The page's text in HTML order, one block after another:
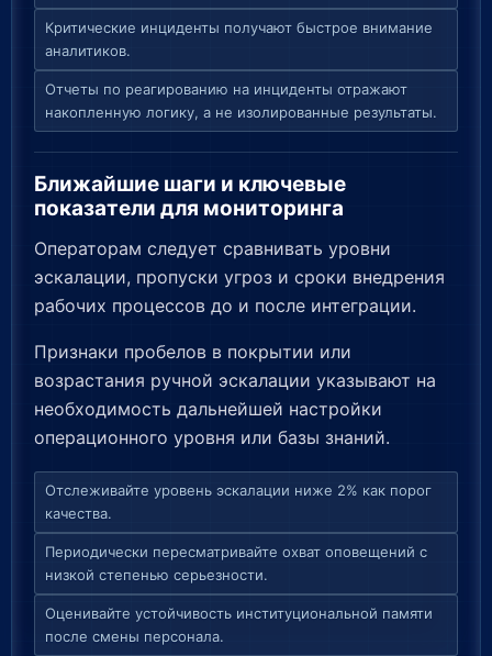
Критические инциденты получают быстрое внимание
аналитиков.
Отчеты по реагированию на инциденты отражают
накопленную логику, а не изолированные результаты.
Ближайшие шаги и ключевые
показатели для мониторинга
Операторам следует сравнивать уровни
эскалации, пропуски угроз и сроки внедрения
рабочих процессов до и после интеграции.
Признаки пробелов в покрытии или
возрастания ручной эскалации указывают на
необходимость дальнейшей настройки
операционного уровня или базы знаний.
Отслеживайте уровень эскалации ниже 2% как порог
качества.
Периодически пересматривайте охват оповещений с
низкой степенью серьезности.
Оценивайте устойчивость институциональной памяти
после смены персонала.